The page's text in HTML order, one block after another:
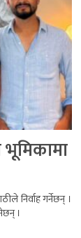
निर्वाह गर्नेछन् ।
।